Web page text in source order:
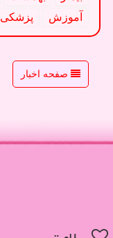
آموزش
پزشكی
صفحه اخبار